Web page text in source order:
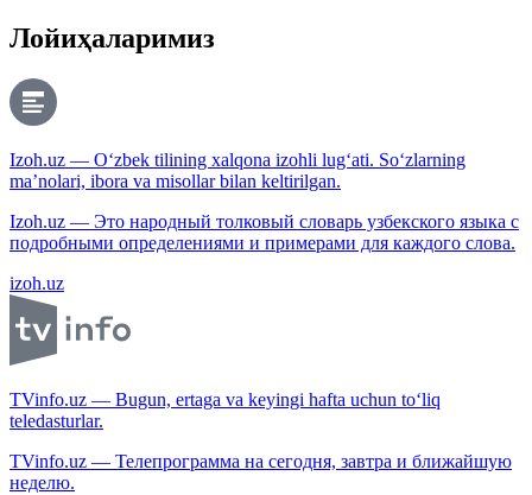
Лойиҳаларимиз
Izoh.uz — O‘zbek tilining xalqona izohli lug‘ati. So‘zlarning
ma’nolari, ibora va misollar bilan keltirilgan.
Izoh.uz — Это народный толковый словарь узбекского языка с
подробными определениями и примерами для каждого слова.
izoh.uz
TVinfo.uz — Bugun, ertaga va keyingi hafta uchun to‘liq
teledasturlar.
TVinfo.uz — Телепрограмма на сегодня, завтра и ближайшую
неделю.